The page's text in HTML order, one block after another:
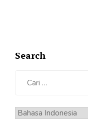
Search
untuk:
Pilih